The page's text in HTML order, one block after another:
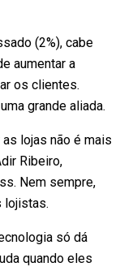
(2%), cabe
aumentar a
os clientes.
grande aliada.
lojas não é mais
Ribeiro,
Nem sempre,
lojistas.
só dá
quando eles